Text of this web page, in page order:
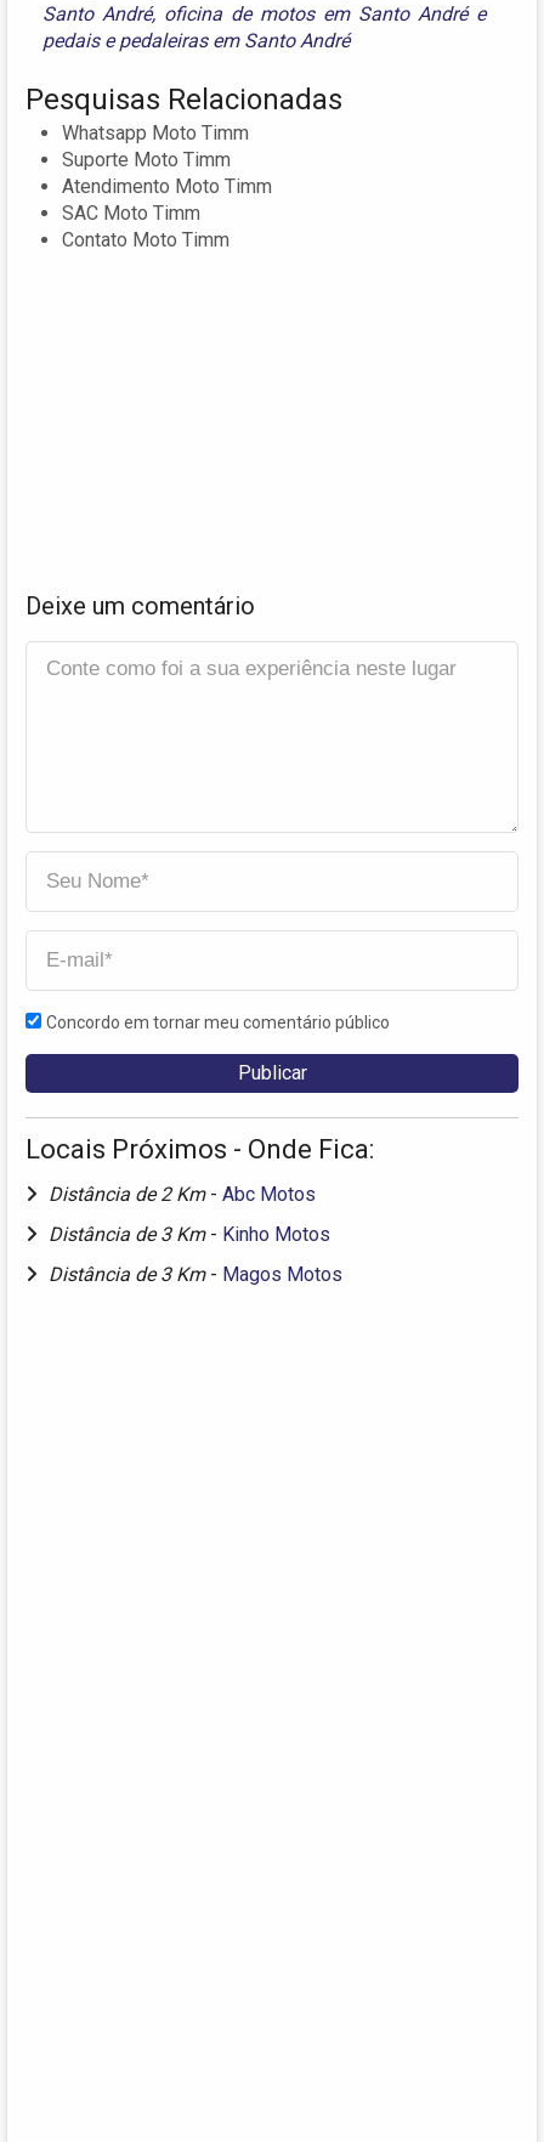
Santo André, oficina de motos em Santo Andrée
pedais e pedaleiras em Santo André
Pesquisas Relacionadas
Whatsapp Moto Timm
Suporte Moto Timm
Atendimento Moto Timm
SAC Moto Timm
Contato Moto Timm
Deixe um comentário
Concordo em tornar meu comentário público
Locais Próximos - Onde Fica:
Distância de 2 Km - Abc Motos
Distância de 3 Km - Kinho Motos
Distância de 3 Km - Magos Motos